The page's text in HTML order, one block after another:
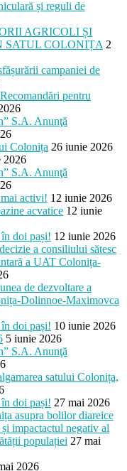
și reguli de
AGRICOLI ȘI
SATUL COLONIȚA 2
campaniei de
pentru
S.A. Anunţă
Colonița 26 iunie 2026
2026
S.A. Anunţă
activi! 12 iunie 2026
acvatice 12 iunie
doi pași! 12 iunie 2026
a consiliului sătesc
a UAT Colonița-
de dezvoltare a
Dolinnoe-Maximovca
doi pași! 10 iunie 2026
5 iunie 2026
S.A. Anunţă
satului Colonița,
doi pași! 27 mai 2026
asupra bolilor diareice
impactactul negativ al
populației 27 mai
2026